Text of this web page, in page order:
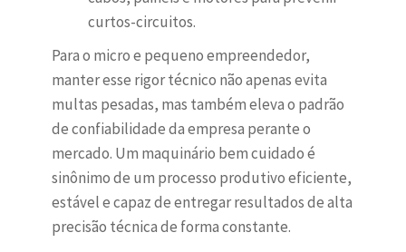
curtos-circuitos.
Para o micro e pequeno empreendedor,
manter esse rigor técnico não apenas evita
multas pesadas, mas também eleva o padrão
de confiabilidade da empresa perante o
mercado. Um maquinário bem cuidado é
sinônimo de um processo produtivo eficiente,
estável e capaz de entregar resultados de alta
precisão técnica de forma constante.